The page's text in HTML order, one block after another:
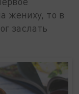
жениху, то в
заслать